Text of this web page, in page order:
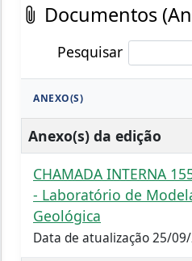
Documentos
Pesquisar
ANEXO(S)
Anexo(s) da edição
CHAMADA INTERNA
- Laboratório de
Geológica
Data de atualização 25/